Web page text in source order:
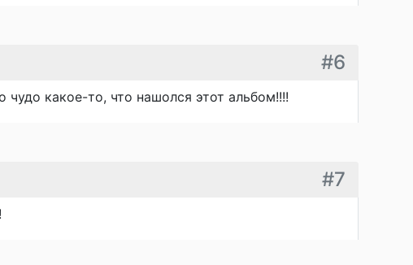
#6
какое-то, что нашолся этот альбом!!!!
#7